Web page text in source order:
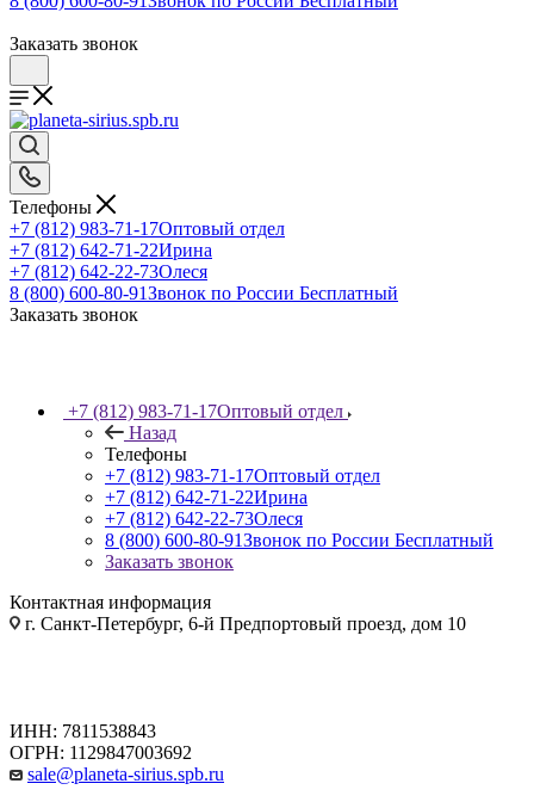
Заказать звонок
Телефоны
+7 (812) 983-71-17Оптовый отдел
+7 (812) 642-71-22Ирина
+7 (812) 642-22-73Олеся
8 (800) 600-80-91Звонок по России Бесплатный
Заказать звонок
+7 (812) 983-71-17Оптовый отдел
Назад
Телефоны
+7 (812) 983-71-17Оптовый отдел
+7 (812) 642-71-22Ирина
+7 (812) 642-22-73Олеся
8 (800) 600-80-91Звонок по России Бесплатный
Заказать звонок
Контактная информация
г. Санкт-Петербург, 6-й Предпортовый проезд, дом 10
ИНН: 7811538843
ОГРН: 1129847003692
sale@planeta-sirius.spb.ru